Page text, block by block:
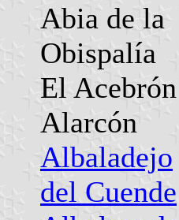
Abia de la
Obispalía
El Acebrón
Alarcón
Albaladejo
del Cuende